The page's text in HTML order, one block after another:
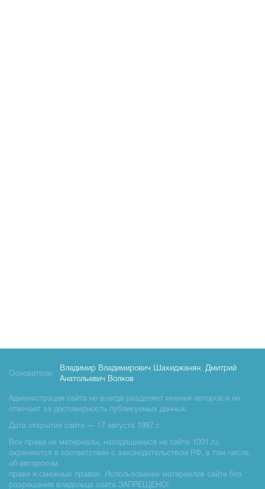
Основатели:
Владимир Владимирович Шахиджанян, Дмитрий
Анатольевич Волков
Администрация сайта не всегда разделяет мнения авторов и не
отвечает за достоверность публикуемых данных.
Дата открытия сайта — 17 августа 1997 г.
Все права на материалы, находящиемся на сайте 1001.ru,
охраняются в соответствии с законодательством РФ, в том числе,
об авторском
праве и смежных правах. Использование материалов сайте без
разрешения владельца сайта ЗАПРЕЩЕНО!